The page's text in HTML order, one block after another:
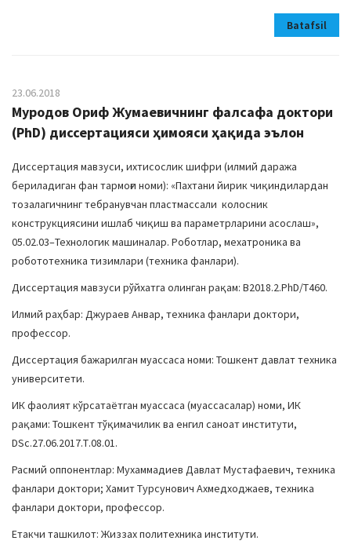
Batafsil
23.06.2018
Муродов Ориф Жумаевичнинг фалсафа доктори
(PhD) диссертацияси ҳимояси ҳақида эълон
Диссертация мавзуси, ихтисослик шифри (илмий даража
бериладиган фан тармоғи номи): «Пахтани йирик чиқиндилардан
тозалагичнинг тебранувчан пластмассали колосник
конструкциясини ишлаб чиқиш ва параметрларини асослаш»,
05.02.03–Технологик машиналар. Роботлар, мехатроника ва
робототехника тизимлари (техника фанлари).
Диссертация мавзуси рўйхатга олинган рақам: В2018.2.PhD/Т460.
Илмий раҳбар: Джураев Анвар, техника фанлари доктори,
профессор.
Диссертация бажарилган муассаса номи: Тошкент давлат техника
университети.
ИК фаолият кўрсатаётган муассаса (муассасалар) номи, ИК
рақами: Тошкент тўқимачилик ва енгил саноат институти,
DSc.27.06.2017.Т.08.01.
Расмий оппонентлар: Мухаммадиев Давлат Мустафаевич, техника
фанлари доктори; Хамит Турсунович Ахмедходжаев, техника
фанлари доктори, профессор.
Етакчи ташкилот: Жиззах политехника институти.